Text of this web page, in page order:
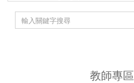
教師專區